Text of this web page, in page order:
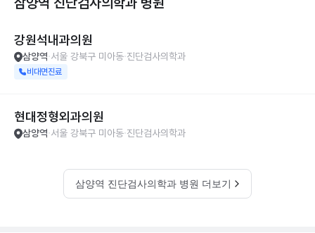
강원석내과의원
삼양역 서울 강북구 미아동 진단검사의학과
비대면진료
현대정형외과의원
삼양역 서울 강북구 미아동 진단검사의학과
삼양역 진단검사의학과 병원 더보기